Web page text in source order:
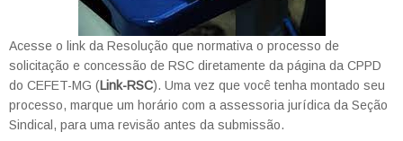
Acesse o link da Resolução que normativa o processo de
solicitação e concessão de RSC diretamente da página da CPPD
do CEFET-MG (Link-RSC). Uma vez que você tenha montado seu
processo, marque um horário com a assessoria jurídica da Seção
Sindical, para uma revisão antes da submissão.